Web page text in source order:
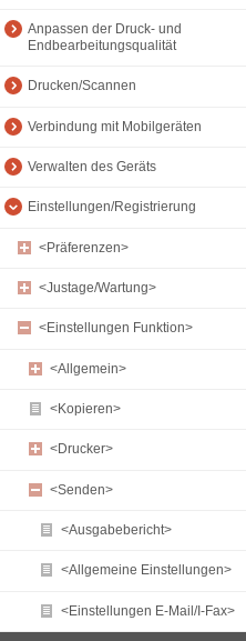
Anpassen der Druck- und
Endbearbeitungsqualität
Drucken/Scannen
Verbindung mit Mobilgeräten
Verwalten des Geräts
Einstellungen/Registrierung
<Präferenzen>
<Justage/Wartung>
<Einstellungen Funktion>
<Allgemein>
<Kopieren>
<Drucker>
<Senden>
<Ausgabebericht>
<Allgemeine Einstellungen>
<Einstellungen E-Mail/I-Fax>